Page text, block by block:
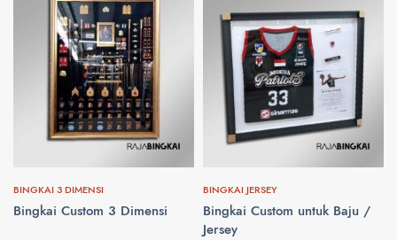
BINGKAI 3 DIMENSI
Bingkai Custom 3 Dimensi
BINGKAI JERSEY
Bingkai Custom untuk Baju /
Jersey